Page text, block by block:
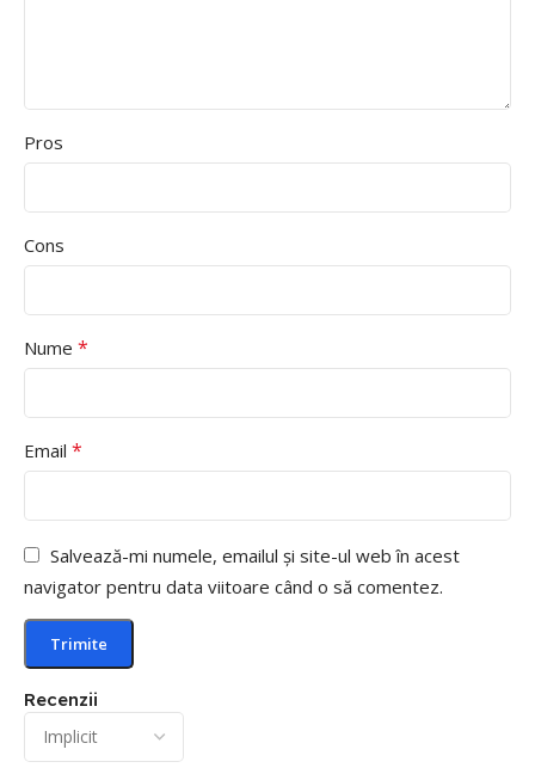
Recenzii
Pros
Cons
Nume *
Email *
Salvează-mi numele, emailul și site-ul web în acest
navigator pentru data viitoare când o să comentez.